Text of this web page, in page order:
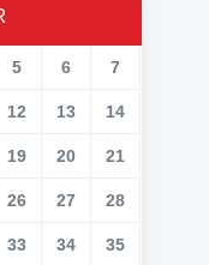
5 6 7
12 13 14
19 20 21
26 27 28
33 34 35